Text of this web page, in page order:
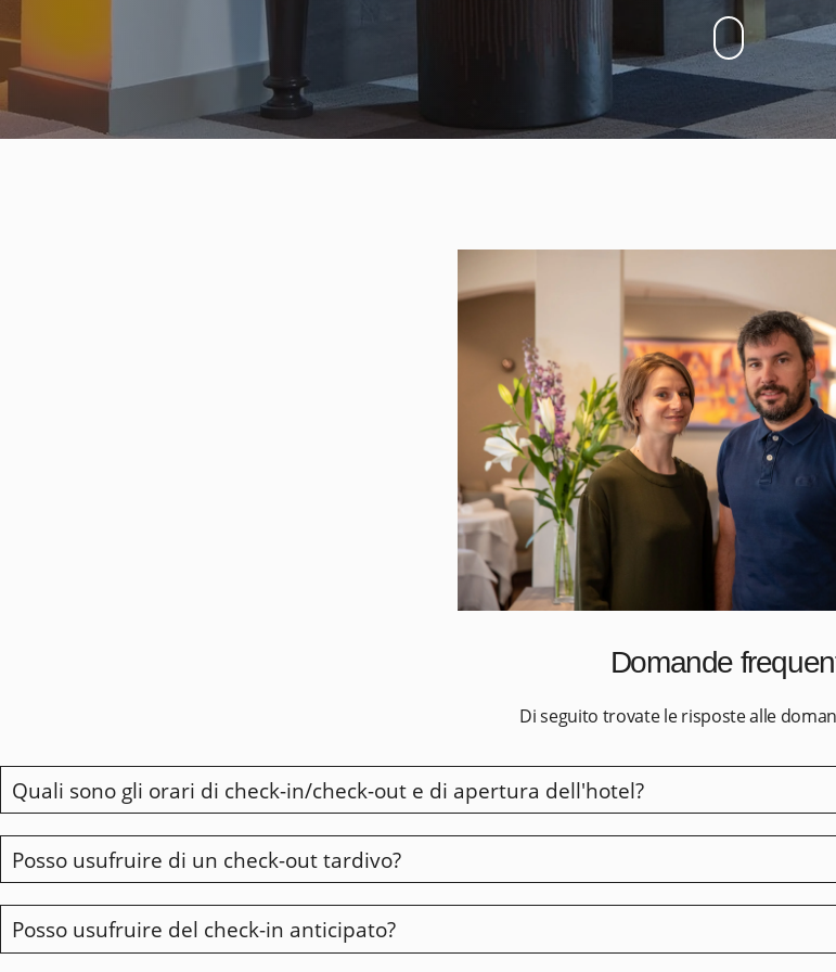
Domande
Di seguito trovate le risposte alle
Quali sono gli orari di check-in/check-out e di apertura dell'hotel?
L'hotel è aperto dalle 7 alle 23 tutti i giorni. Il check-in è previsto dalle 14:00 alle 23:00 e il check-out
Posso usufruire di un check-out tardivo?
Se desiderate prenotare in anticipo un check-out tardivo (check-out possibile fino alle 14:00 invece
questo problema si presenta durante il vostro soggiorno, siete pregati di contattare la reception.
Posso usufruire del check-in anticipato?